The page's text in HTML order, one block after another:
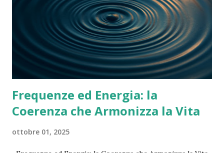
punto di vista, cambiamo anche ciò che percepiamo. Legge
di Parkinson : “Il lavoro si espande fino a riempire il tempo
che gli assegni.” Le attività tendono ad occupare tutto il
tempo disponibile. Organizza il tuo tempo co...
Frequenze ed Energia: la
Coerenza che Armonizza la Vita
ottobre 01, 2025